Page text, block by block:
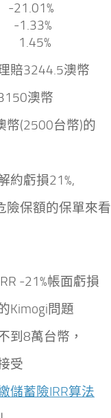
1.45%
賠3244.5澳幣
澳幣
幣(2500台幣)的
約虧損21%,
險保額的保單來看
-21%帳面虧損
Kimogi問題
到8萬台幣，
受
儲蓄險IRR算法